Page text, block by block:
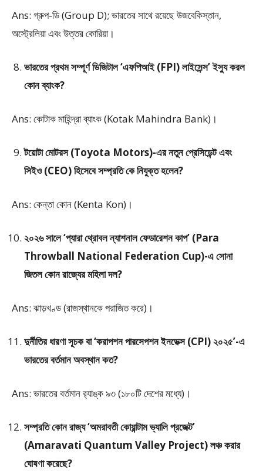
Ans: গ্রুপ-ডি (Group D); ভারতের সাথে রয়েছে উজবেকিস্তান,
অস্ট্রেলিয়া এবং উত্তর কোরিয়া।
ভারতের প্রথম সম্পূর্ণ ডিজিটাল ‘এফপিআই (FPI) লাইসেন্স’ ইস্যু করল
কোন ব্যাংক?
Ans: কোটাক মাহিন্দ্রা ব্যাংক (Kotak Mahindra Bank)।
টয়োটা মোটরস (Toyota Motors)-এর নতুন প্রেসিডেন্ট এবং
সিইও (CEO) হিসেবে সম্প্রতি কে নিযুক্ত হলেন?
Ans: কেন্তা কোন (Kenta Kon)।
২০২৬ সালে ‘প্যারা থ্রোবল ন্যাশনাল ফেডারেশন কাপ’ (Para
Throwball National Federation Cup)-এ সোনা
জিতল কোন রাজ্যের মহিলা দল?
Ans: ঝাড়খণ্ড (রাজস্থানকে পরাজিত করে)।
দুর্নীতির ধারণা সূচক বা ‘করাপশন পারসেপশন ইনডেক্স (CPI) ২০২৫’-এ
ভারতের বর্তমান অবস্থান কত?
Ans: ভারতের বর্তমান র‍্যাঙ্ক ৯৩ (১৮০টি দেশের মধ্যে)।
সম্প্রতি কোন রাজ্য ‘অমরাবতী কোয়ান্টাম ভ্যালি প্রজেক্ট’
(Amaravati Quantum Valley Project) লঞ্চ করার
ঘোষণা করেছে?